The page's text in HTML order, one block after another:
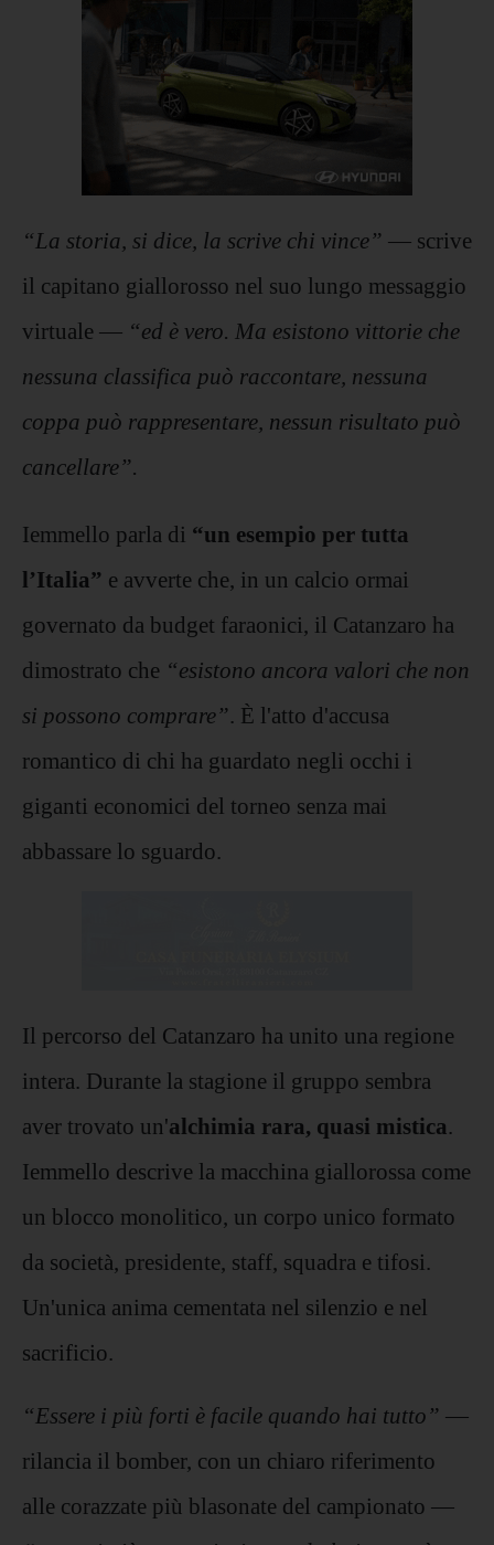
“La storia, si dice, la scrive chi vince” — scrive
il capitano giallorosso nel suo lungo messaggio
virtuale — “ed è vero. Ma esistono vittorie che
nessuna classifica può raccontare, nessuna
coppa può rappresentare, nessun risultato può
cancellare”.
Iemmello parla di “un esempio per tutta
l’Italia” e avverte che, in un calcio ormai
governato da budget faraonici, il Catanzaro ha
dimostrato che “esistono ancora valori che non
si possono comprare”. È l'atto d'accusa
romantico di chi ha guardato negli occhi i
giganti economici del torneo senza mai
abbassare lo sguardo.
Il percorso del Catanzaro ha unito una regione
intera. Durante la stagione il gruppo sembra
aver trovato un'alchimia rara, quasi mistica.
Iemmello descrive la macchina giallorossa come
un blocco monolitico, un corpo unico formato
da società, presidente, staff, squadra e tifosi.
Un'unica anima cementata nel silenzio e nel
sacrificio.
“Essere i più forti è facile quando hai tutto” —
rilancia il bomber, con un chiaro riferimento
alle corazzate più blasonate del campionato —